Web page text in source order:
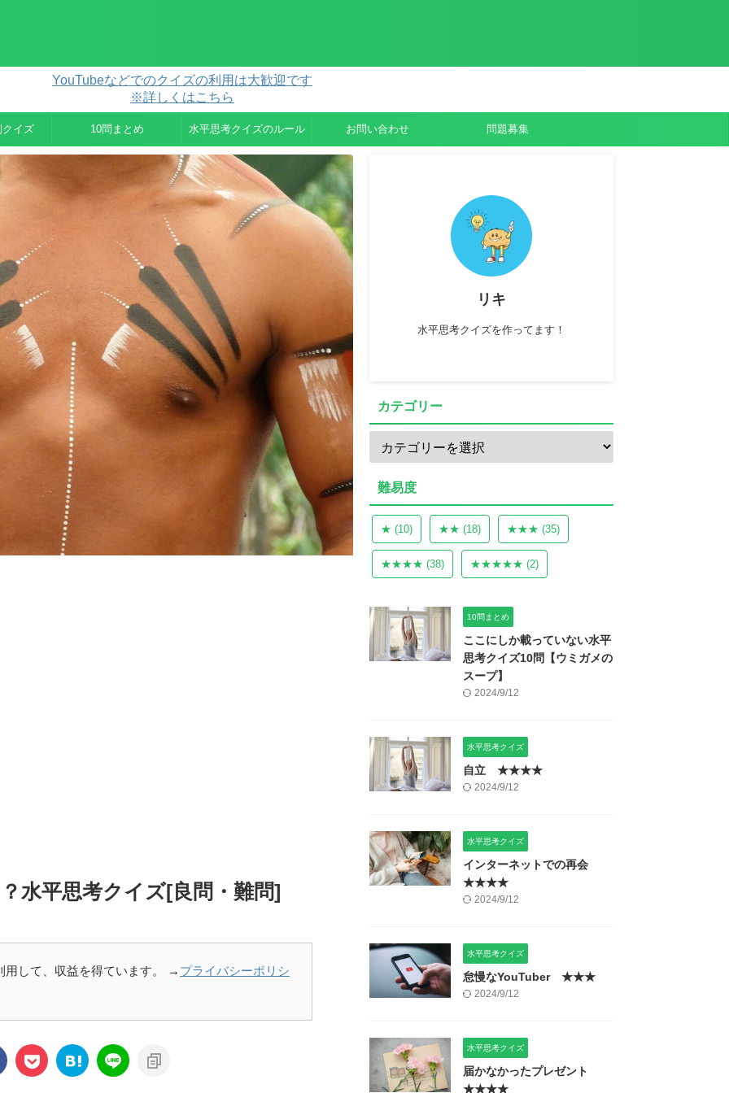
YouTubeなどでのクイズの利用は大歓迎です
※詳しくはこちら
クイズ 10問まとめ 水平思考クイズのルール お問い合わせ 問題募集
水平思考クイズ[良問・難問]
用して、収益を得ています。 → プライバシーポリシ
リキ
水平思考クイズを作ってます！
カテゴリー
難易度
★ (10) ★★ (18) ★★★ (35)
★★★★ (38) ★★★★★ (2)
10問まとめ
ここにしか載っていない水平
思考クイズ10問【ウミガメの
スープ】
2024/9/12
水平思考クイズ
自立 ★★★★
2024/9/12
水平思考クイズ
インターネットでの再会
★★★★
2024/9/12
水平思考クイズ
怠慢なYouTuber ★★★
2024/9/12
水平思考クイズ
届かなかったプレゼント
★★★★